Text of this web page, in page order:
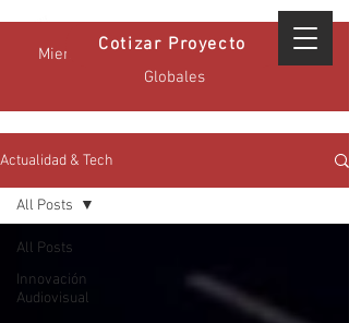
Miembro Certificado GPA - Estándares
Globales
Cotizar Proyecto
Actualidad & Tech
All Posts
Innovación
Audiovisual
All Posts